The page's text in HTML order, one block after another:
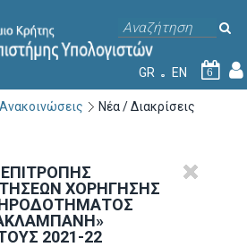
GR EN 6
Νέα / Διακρίσεις
ΧΟΡΗΓΗΣΗΣ
2021-22